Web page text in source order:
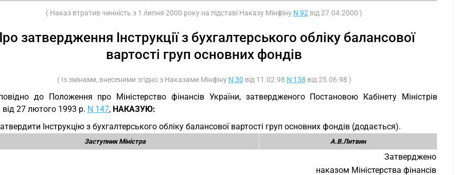
( Наказ втратив чинність з 1 липня 2000 року на підставі Наказу Мінфіну N 92 від 27.04.2000 )
затвердження Інструкції з бухгалтерського обліку балансової
вартості груп основних фондів
( Із змінами, внесеними згідно з Наказами Мінфіну N 30 від 11.02.98 N 138 від 25.06.98 )
до Положення про Міністерство фінансів України, затвердженого Постановою Кабінету Міністрів
від 27 лютого 1993 р. N 147, НАКАЗУЮ:
Інструкцію з бухгалтерського обліку балансової вартості груп основних фондів (додається).
Заступник Міністра А.В.Литвин
Затверджено
наказом Міністерства фінансів